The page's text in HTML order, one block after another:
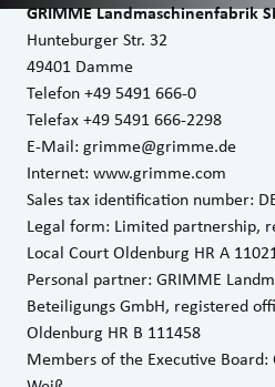
GRIMME Landmaschinenfabrik
Hunteburger Str. 32
49401 Damme
Telefon +49 5491 666-0
Telefax +49 5491 666-2298
E-Mail: grimme@grimme.de
Internet: www.grimme.com
Sales tax identification number:
Legal form: Limited partnership,
Local Court Oldenburg HR A
Personal partner: GRIMME
Beteiligungs GmbH, registered
Oldenburg HR B 111458
Members of the Executive